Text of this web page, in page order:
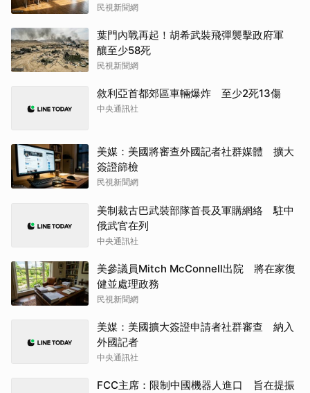
民視新聞網
葉門內戰再起！胡希武裝飛彈襲擊政府軍
釀至少58死
民視新聞網
敘利亞首都郊區車輛爆炸 至少2死13傷
中央通訊社
美媒：美國將審查外國記者社群媒體 擴大
簽證篩檢
民視新聞網
美制裁古巴武裝部隊首長及軍購網絡 駐中
俄武官在列
中央通訊社
美參議員Mitch McConnell出院 將在家復
健並處理政務
民視新聞網
美媒：美國擴大簽證申請者社群審查 納入
外國記者
中央通訊社
FCC主席：限制中國機器人進口 旨在提振